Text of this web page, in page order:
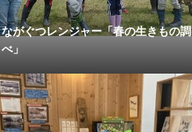
ながぐつレンジャー「春の生きもの調
べ」